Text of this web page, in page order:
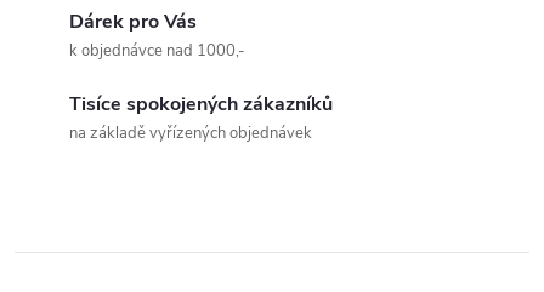
í
Dárek pro Vás
k objednávce nad 1000,-
Tisíce spokojených zákazníků
na základě vyřízených objednávek